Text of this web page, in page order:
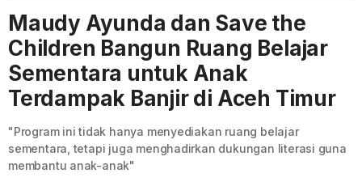
Maudy Ayunda dan Save the
Children Bangun Ruang Belajar
Sementara untuk Anak
Terdampak Banjir di Aceh Timur
"Program ini tidak hanya menyediakan ruang belajar
sementara, tetapi juga menghadirkan dukungan literasi guna
membantu anak-anak"